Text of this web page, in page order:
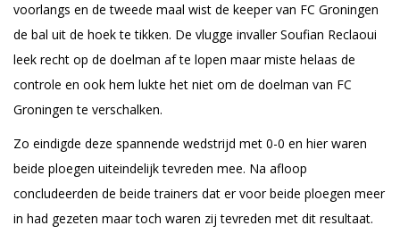
voorlangs en de tweede maal wist de keeper van FC Groningen
de bal uit de hoek te tikken. De vlugge invaller Soufian Reclaoui
leek recht op de doelman af te lopen maar miste helaas de
controle en ook hem lukte het niet om de doelman van FC
Groningen te verschalken.
Zo eindigde deze spannende wedstrijd met 0-0 en hier waren
beide ploegen uiteindelijk tevreden mee. Na afloop
concludeerden de beide trainers dat er voor beide ploegen meer
in had gezeten maar toch waren zij tevreden met dit resultaat.